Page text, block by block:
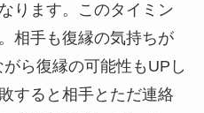
ります。このタイミン
相手も復縁の気持ちが
ら復縁の可能性もUPし
すると相手とただ連絡